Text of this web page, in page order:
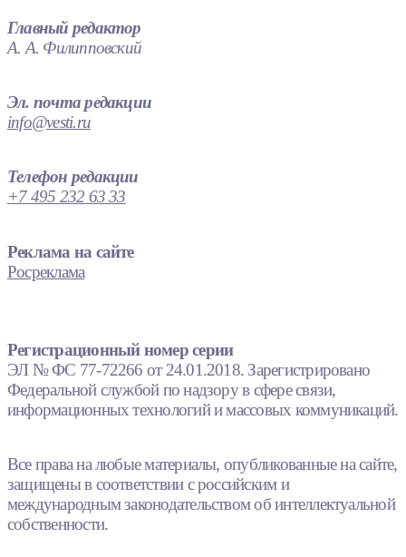
Главный редактор
А. А. Филипповский
Эл. почта редакции
info@vesti.ru
Телефон редакции
+7 495 232 63 33
Реклама на сайте
Росреклама
Регистрационный номер серии
ЭЛ № ФС 77-72266 от 24.01.2018. Зарегистрировано
Федеральной службой по надзору в сфере связи,
информационных технологий и массовых коммуникаций.
Все права на любые материалы, опубликованные на сайте,
защищены в соответствии с российским и
международным законодательством об интеллектуальной
собственности.